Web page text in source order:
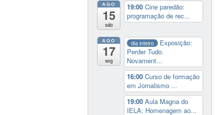
AGO
15
sáb
19:00Cine paredão:
programação de rec...
AGO
17
seg
dia inteiro
Exposição:
Perder Tudo.
Novament...
16:00Curso de formação
em Jornalismo ...
19:00Aula Magna do
IELA: Homenagem ao...